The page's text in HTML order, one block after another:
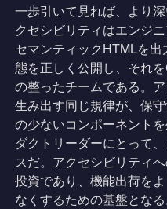
一歩引いて見れば、より
クセシビリティはエンジ
セマンティックHTMLを
態を正しく公開し、それ
の整ったチームである。
生み出す同じ規律が、保
の少ないコンポーネント
ダクトリーダーにとって
スだ。アクセシビリティ
投資であり、機能出荷を
なくするための基盤となる